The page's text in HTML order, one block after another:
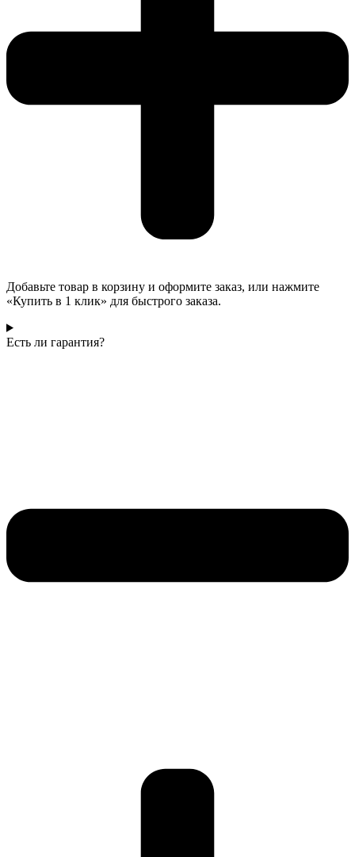
Добавьте товар в корзину и оформите заказ, или нажмите
«Купить в 1 клик» для быстрого заказа.
Есть ли гарантия?